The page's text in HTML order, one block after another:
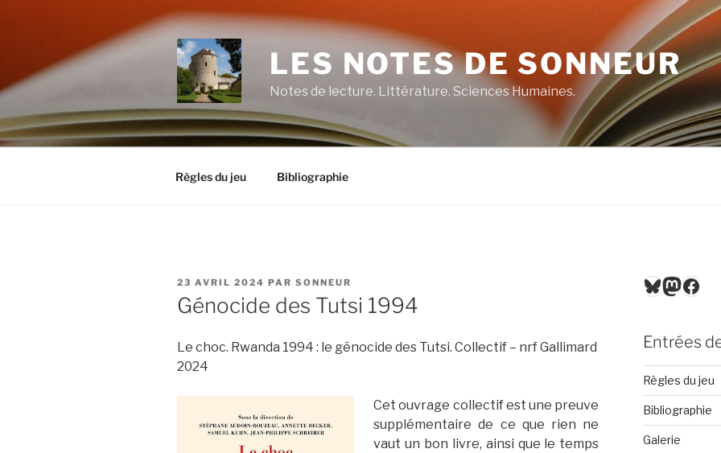
principal
LES NOTES DE SONNEUR
Notes de lecture. Littérature. Sciences Humaines.
Règles du jeu Bibliographie
PUBLIÉ
LE
23 AVRIL 2024 PAR SONNEUR
Génocide des Tutsi 1994
Le choc. Rwanda 1994 : le génocide des Tutsi. Collectif – nrf Gallimard
2024
Cet ouvrage collectif est une preuve
supplémentaire de ce que rien ne
vaut un bon livre, ainsi que le temps
Bluesky
Entrées
Règles du jeu
Bibliographie
Galerie